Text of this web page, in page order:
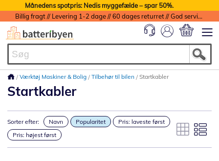
Månedens spotpris: Nedis myggefælde – spar 50%.
Billig fragt // Levering 1-2 dage // 60 dages returret // God service med garanti
Værktøj Maskiner & Bolig Tilbehør til bilen Startkabler
Startkabler
Sorter efter: Navn Popularitet
Pris: laveste først
Pris: højest først